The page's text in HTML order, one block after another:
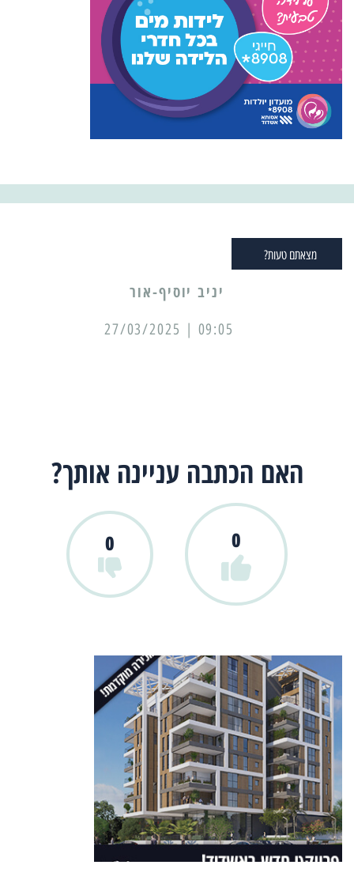
מצאתם טעות?
יניב יוסיף-אור
09:05 | 27/03/2025
האם הכתבה עניינה אותך?
0
0